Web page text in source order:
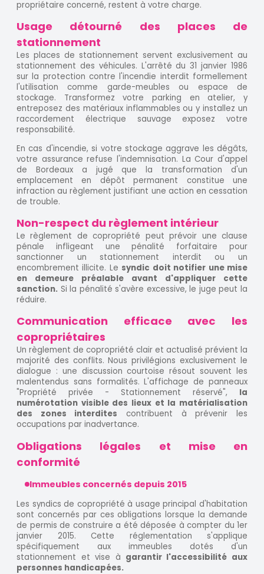
propriétaire concerné, restent à votre charge.
Usage détourné des places de
stationnement
Les places de stationnement servent exclusivement au
stationnement des véhicules. L'arrêté du 31 janvier 1986
sur la protection contre l'incendie interdit formellement
l'utilisation comme garde-meubles ou espace de
stockage. Transformez votre parking en atelier, y
entreposez des matériaux inflammables ou y installez un
raccordement électrique sauvage exposez votre
responsabilité.
En cas d'incendie, si votre stockage aggrave les dégâts,
votre assurance refuse l'indemnisation. La Cour d'appel
de Bordeaux a jugé que la transformation d'un
emplacement en dépôt permanent constitue une
infraction au règlement justifiant une action en cessation
de trouble.
Non-respect du règlement intérieur
Le règlement de copropriété peut prévoir une clause
pénale infligeant une pénalité forfaitaire pour
sanctionner un stationnement interdit ou un
encombrement illicite. Le syndic doit notifier une mise
en demeure préalable avant d'appliquer cette
sanction. Si la pénalité s'avère excessive, le juge peut la
réduire.
Communication efficace avec les
copropriétaires
Un règlement de copropriété clair et actualisé prévient la
majorité des conflits. Nous privilégions exclusivement le
dialogue : une discussion courtoise résout souvent les
malentendus sans formalités. L'affichage de panneaux
"Propriété privée - Stationnement réservé", la
numérotation visible des lieux et la matérialisation
des zones interdites contribuent à prévenir les
occupations par inadvertance.
Obligations légales et mise en
conformité
Immeubles concernés depuis 2015
Les syndics de copropriété à usage principal d'habitation
sont concernés par ces obligations lorsque la demande
de permis de construire a été déposée à compter du 1er
janvier 2015. Cette réglementation s'applique
spécifiquement aux immeubles dotés d'un
stationnement et vise à garantir l'accessibilité aux
personnes handicapées.